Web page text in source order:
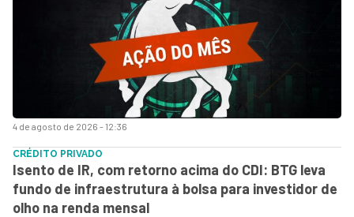
4 de agosto de 2026 - 12:36
CRÉDITO PRIVADO
Isento de IR, com retorno acima do CDI: BTG leva
fundo de infraestrutura à bolsa para investidor de
olho na renda mensal